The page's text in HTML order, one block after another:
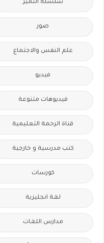
سلسله التميز
صور
علم النفس والاجتماع
فيديو
فيديوهات متنوعة
قناة الرحمة التعليمية
كتب مدرسية و خارجية
كورسات
لغة انجليزية
مدارس اللغات